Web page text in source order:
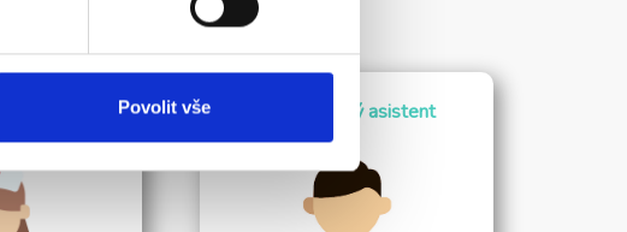
Povolit vše Radiologický asistent